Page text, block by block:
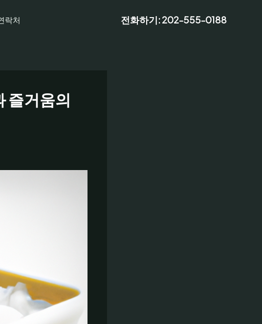
락처 전화하기: 202-555-0188
즐거움의